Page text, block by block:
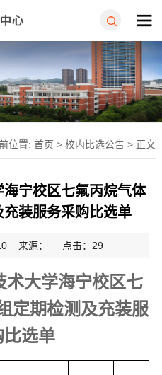
位置: 首页 > 校内比选公告 > 正文
宁校区七氟丙烷气体
装服务采购比选单
来源： 点击： 29
术大学海宁校区七
定期检测 及充装服
比选单